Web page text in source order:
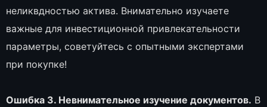
неликвдностью актива. Внимательно изучаете
важные для инвестиционной привлекательности
параметры, советуйтесь с опытными экспертами
при покупке!
Ошибка 3. Невнимательное изучение документов. В